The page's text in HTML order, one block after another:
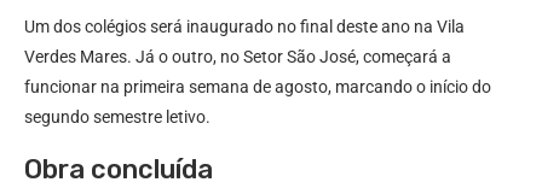
Um dos colégios será inaugurado no final deste ano na Vila
Verdes Mares. Já o outro, no Setor São José, começará a
funcionar na primeira semana de agosto, marcando o início do
segundo semestre letivo.
Obra concluída